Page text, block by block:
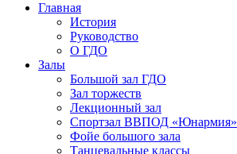
Главная
История
Руководство
О ГДО
Залы
Большой зал ГДО
Зал торжеств
Лекционный зал
Cпортзал ВВПОД «Юнармия»
Фойе большого зала
Танцевальные классы